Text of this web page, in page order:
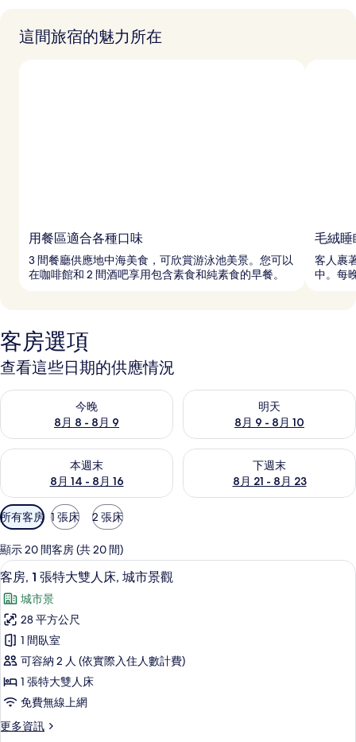
這間旅宿的魅力所在
用餐區適合各種口味
3 間餐廳供應地中海美食，可欣賞游泳池美景。您可以
在咖啡館和 2 間酒吧享用包含素食和純素食的早餐。
毛絨睡
客人裹
中。每
客房選項
查看這些日期的供應情況
今晚
8月 8 - 8月 9
查看今晚 (8月 8 - 8月 9) 的供應情況
明天
8月 9 - 8月 10
查看明天 (8月 9 - 8月 10) 的供
本週末
8月 14 - 8月 16
查看本週末 (8月 14 - 8月 16) 的供應情況
下週末
8月 21 - 8月 23
查看下週末 (8月 21 - 8月 23)
可
用
的
客
房
篩
選
條
件
所有客房 1 張床 2 張床
顯示 20 間客房 (共 20 間)
顯
示
客
房,
張
特
大
雙
埃及棉床單、高級寢具、羽絨被、迷你
5
客房, 1 張特大雙人床, 城市景觀
城市景
28 平方公尺
1 間臥室
可容納 2 人 (依實際入住人數計費)
1 張特大雙人床
免費無線上網
更多資訊
更